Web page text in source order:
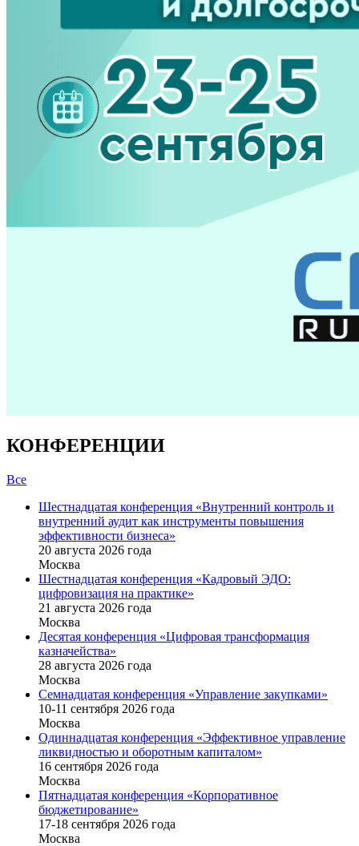
КОНФЕРЕНЦИИ
Все
Шестнадцатая конференция «Внутренний контроль и
внутренний аудит как инструменты повышения
эффективности бизнеса»
20 августа 2026 года
Москва
Шестнадцатая конференция «Кадровый ЭДО:
цифровизация на практике»
21 августа 2026 года
Москва
Десятая конференция «Цифровая трансформация
казначейства»
28 августа 2026 года
Москва
Семнадцатая конференция «Управление закупками»
10-11 сентября 2026 года
Москва
Одиннадцатая конференция «Эффективное управление
ликвидностью и оборотным капиталом»
16 cентября 2026 года
Москва
Пятнадцатая конференция «Корпоративное
бюджетирование»
17-18 сентября 2026 года
Москва